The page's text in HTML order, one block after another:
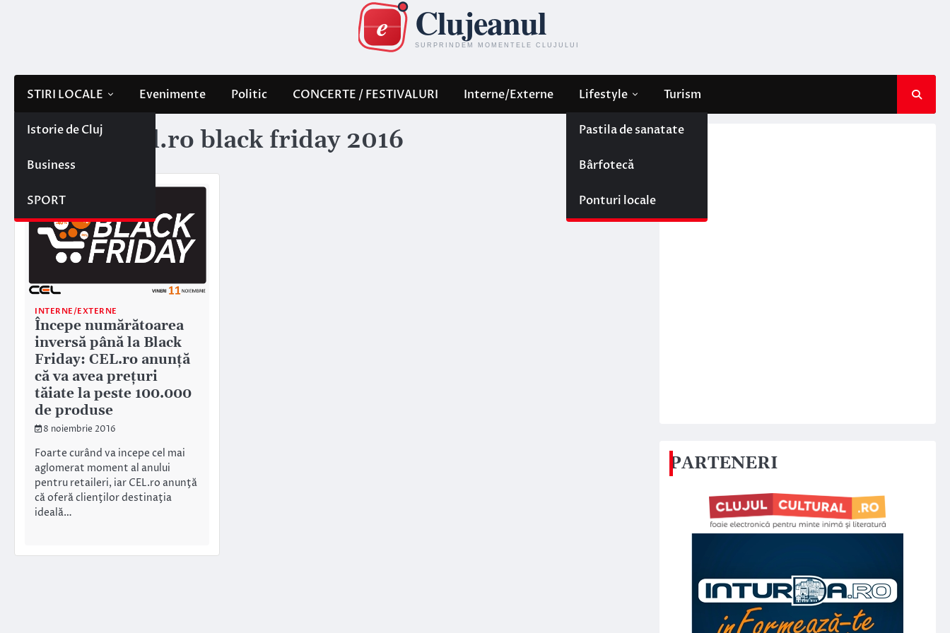
STIRI LOCALE
Istorie de Cluj
Business
SPORT
Evenimente Politic CONCERTE / FESTIVALURI Interne/Externe Lifestyle
Pastila de sanatate
Bârfotecă
Ponturi locale
Turism
Etichetă: cel.ro black friday 2016
INTERNE/EXTERNE
Începe numărătoarea
inversă până la Black
Friday: CEL.ro anunță
că va avea prețuri
tăiate la peste 100.000
de produse
8 noiembrie 2016
Foarte curând va incepe cel mai
aglomerat moment al anului
pentru retaileri, iar CEL.ro anunţă
că oferă clienţilor destinaţia
ideală…
PARTENERI